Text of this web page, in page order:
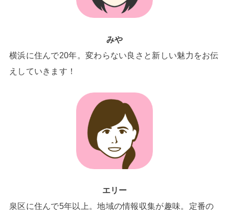
みや
横浜に住んで20年。変わらない良さと新しい魅力をお伝
えしていきます！
エリー
泉区に住んで5年以上。地域の情報収集が趣味。定番の